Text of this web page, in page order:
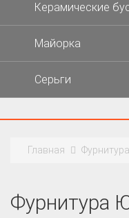
Керамические
Майорка
Серьги
Главная
Фурнитура